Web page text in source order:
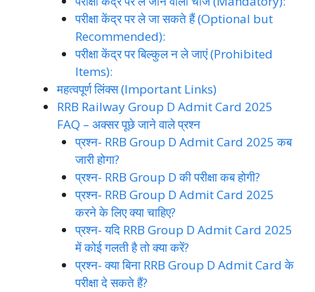
परीक्षा केंद्र पर ले जा सकते हैं (Optional but
Recommended):
परीक्षा केंद्र पर बिल्कुल न ले जाएं (Prohibited
Items):
महत्वपूर्ण लिंक्स (Important Links)
RRB Railway Group D Admit Card 2025
FAQ – अक्सर पूछे जाने वाले प्रश्न
प्रश्न- RRB Group D Admit Card 2025 कब
जारी होगा?
प्रश्न- RRB Group D की परीक्षा कब होगी?
प्रश्न- RRB Group D Admit Card 2025
करने के लिए क्या चाहिए?
प्रश्न- यदि RRB Group D Admit Card 2025
में कोई गलती है तो क्या करें?
प्रश्न- क्या बिना RRB Group D Admit Card के
परीक्षा दे सकते हैं?